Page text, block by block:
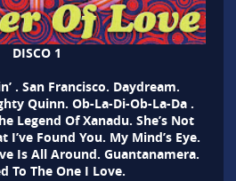
DISCO 1
. San Francisco. Daydream.
Quinn. Ob-La-Di-Ob-La-Da .
Legend Of Xanadu. She’s Not
I’ve Found You. My Mind’s Eye.
Is All Around. Guantanamera.
To The One I Love.